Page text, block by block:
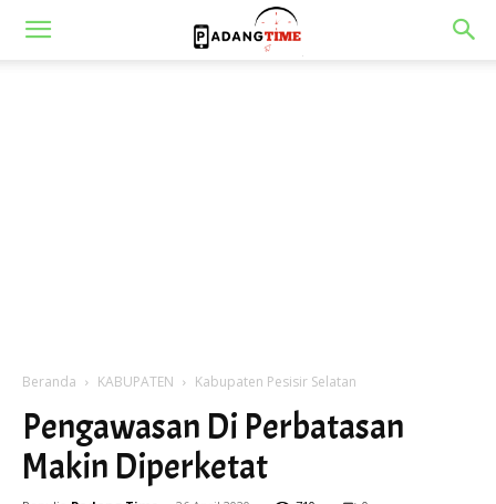
Beranda KABUPATEN Kabupaten Pesisir Selatan
Pengawasan Di Perbatasan
Makin Diperketat